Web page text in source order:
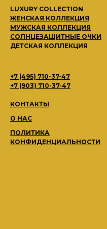
LUXURY COLLECTION
ЖЕНСКАЯ КОЛЛЕКЦИЯ
МУЖСКАЯ КОЛЛЕКЦИЯ
СОЛНЦЕЗАЩИТНЫЕ ОЧКИ
ДЕТСКАЯ КОЛЛЕКЦИЯ
+7 (495) 710-37-47
+7 (903) 710-37-47
КОНТАКТЫ
О НАС
ПОЛИТИКА
КОНФИДЕНЦИАЛЬНОСТИ